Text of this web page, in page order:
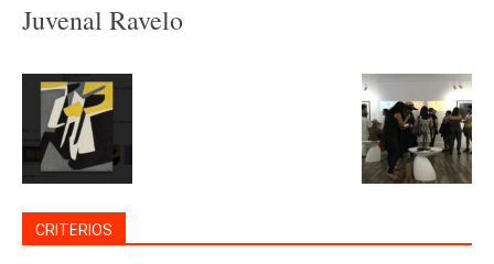
Juvenal Ravelo
CRITERIOS